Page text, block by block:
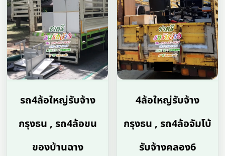
รถ4ล้อใหญ่รับจ้าง
กรุงธน , รถ4ล้อขน
ของบ้านฉาง
4ล้อใหญ่รับจ้าง
กรุงธน , รถ4ล้อจัมโบ้
รับจ้างคลอง6